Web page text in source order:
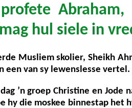
Abraham,
hul siele in
Musliem skolier, Sheikh
een van sy lewenslesse vertel.
’n groep Christine en Jode
hy die moskee binnestap het